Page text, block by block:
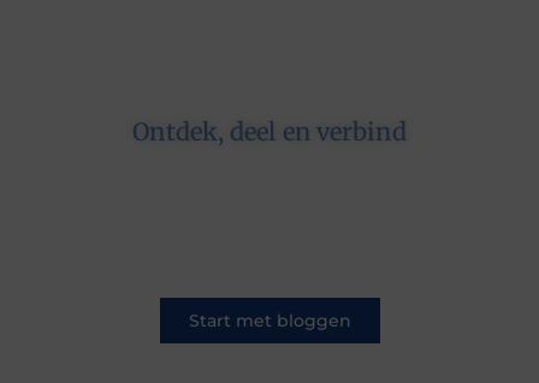
Ontdek, deel en verbind
Start met bloggen